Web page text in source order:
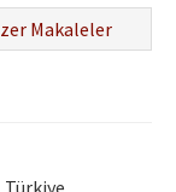
Makaleler